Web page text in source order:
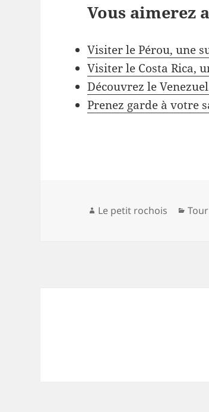
Vous aimerez
Visiter le Pérou, une
Visiter le Costa Rica,
Découvrez le
Prenez garde à votre
Auteur
Le petit rochois